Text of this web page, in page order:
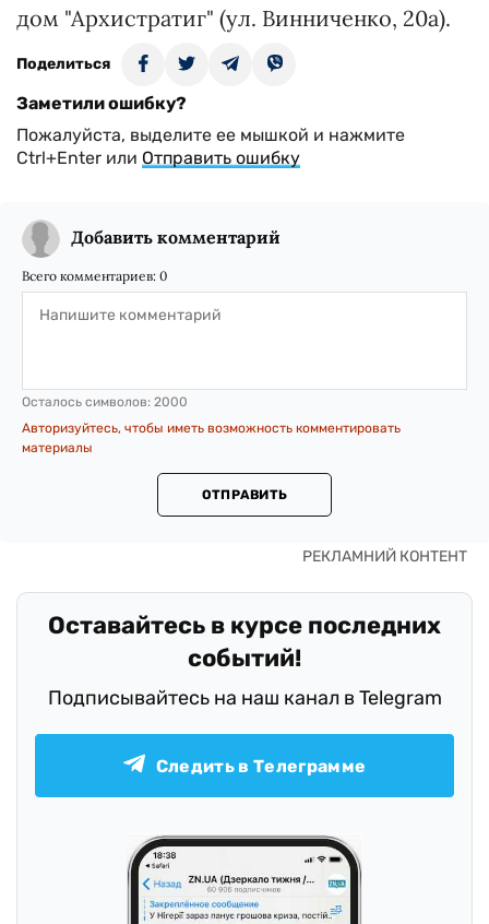
дом "Архистратиг" (ул. Винниченко, 20а).
Поделиться
Заметили ошибку?
Пожалуйста, выделите ее мышкой и нажмите
Ctrl+Enter или Отправить ошибку
Добавить комментарий
Всего комментариев: 0
Осталось символов: 2000
Авторизуйтесь, чтобы иметь возможность комментировать
материалы
ОТПРАВИТЬ
Оставайтесь в курсе последних
событий!
Подписывайтесь на наш канал в Telegram
Следить в Телеграмме